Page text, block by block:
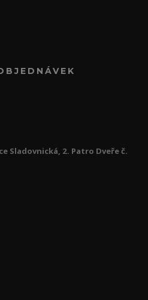
Sladovnická, 2. Patro Dveře č.